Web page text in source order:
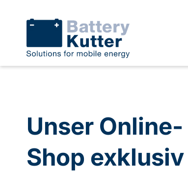
Unser Online-
Shop